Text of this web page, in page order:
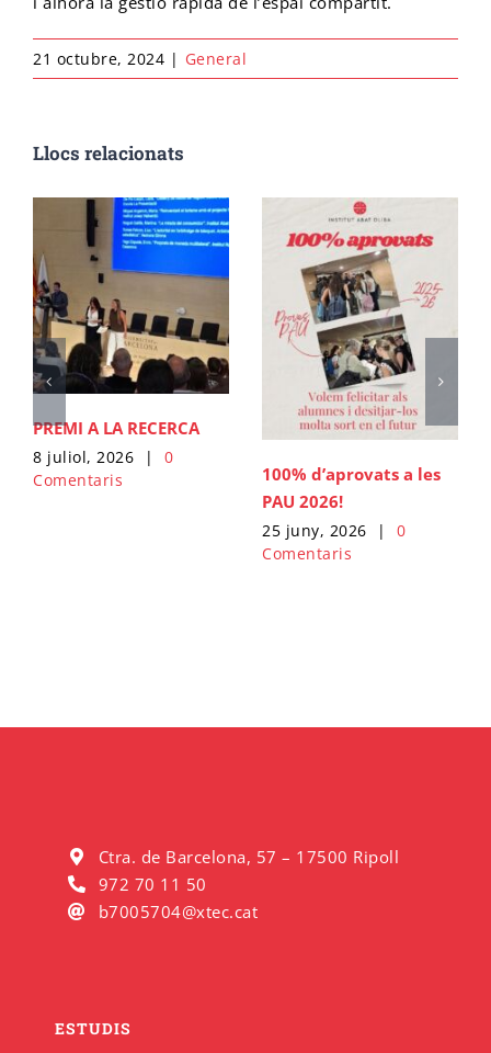
Cicle final en Escalada
Emprèn FP
Preinscripció IFE
Matrícula Ensenyaments Esportius
21 octubre, 2024 | General
Llocs relacionats
PREMI A LA RECERCA
8 juliol, 2026 |
0
Comentaris
100% d’aprovats a les
PAU 2026!
25 juny, 2026 |
0
Comentaris
Ctra. de Barcelona, 57 – 17500 Ripoll
972 70 11 50
b7005704@xtec.cat
ESTUDIS